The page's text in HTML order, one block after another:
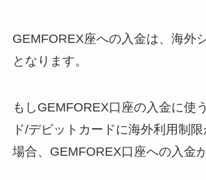
GEMFOREX座への入金は、海外
となります。
もしGEMFOREX口座の入金に使
ド/デビットカードに海外利用制
場合、GEMFOREX口座への入金